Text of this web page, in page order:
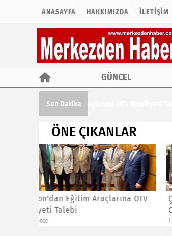
ANASAYFA HAKKIMIZDA İLETIŞIM
GÜNCEL
Son Dakika
ÖNE ÇIKANLAR
Çekimder'den Yaz Kur'an Kursu
Öğrencilerine Özel Etkinlik
1 gün önce